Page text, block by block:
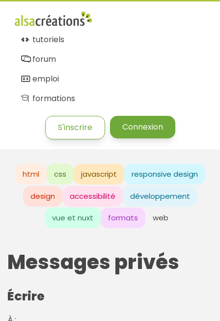
tutoriels
forum
emploi
formations
S'inscrire Connexion
html css javascript responsive design
design accessibilité développement
vue et nuxt formats web
Messages privés
Écrire